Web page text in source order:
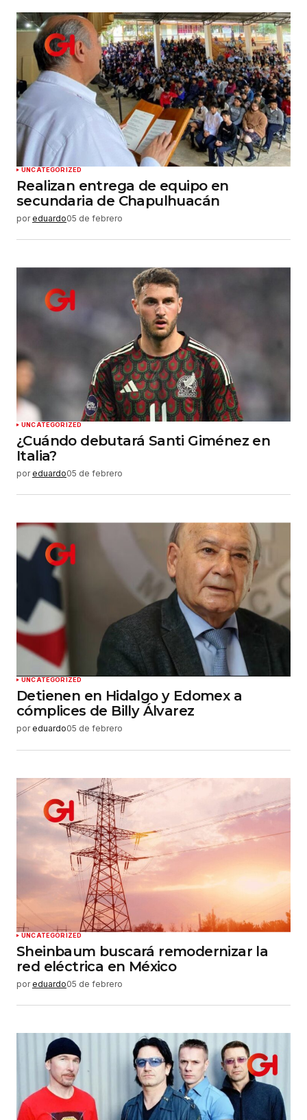
Su nombre*
Tu correo electrónico*
Guardar mi nombre, correo electrónico y sitio
web en este navegador para la próxima vez que
haga un comentario.
Enviar comentario
UNCATEGORIZED
Realizan entrega de equipo en
secundaria de Chapulhuacán
por eduardo05 de febrero
UNCATEGORIZED
¿Cuándo debutará Santi Giménez en
Italia?
por eduardo05 de febrero
UNCATEGORIZED
Detienen en Hidalgo y Edomex a
cómplices de Billy Álvarez
por eduardo05 de febrero
UNCATEGORIZED
Sheinbaum buscará remodernizar la
red eléctrica en México
por eduardo05 de febrero